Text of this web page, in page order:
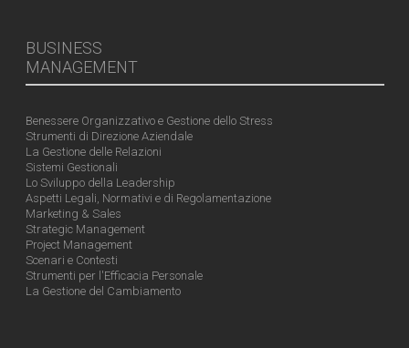
BUSINESS
MANAGEMENT
Benessere Organizzativo e Gestione dello Stress
Strumenti di Direzione Aziendale
La Gestione delle Relazioni
Sistemi Gestionali
Lo Sviluppo della Leadership
Aspetti Legali, Normativi e di Regolamentazione
Marketing & Sales
Strategic Management
Project Management
Scenari e Contesti
Strumenti per l'Efficacia Personale
La Gestione del Cambiamento